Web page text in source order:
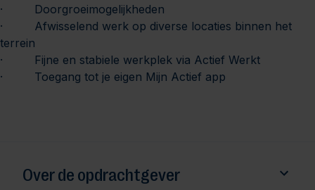
· Doorgroeimogelijkheden
· Afwisselend werk op diverse locaties binnen het
terrein
· Fijne en stabiele werkplek via Actief Werkt
· Toegang tot je eigen Mijn Actief app
Over de opdrachtgever